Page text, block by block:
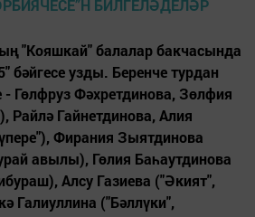
"Кояшкай" балалар бакчасында
бәйгесе узды. Беренче турдан
- Гөлфруз Фәхретдинова, Зөлфия
Райлә Гайнетдинова, Алия
Фирания Зыятдинова
авылы), Гөлия Баһаутдинова
Алсу Газиева ("Әкият",
Галиуллина ("Бәллүки",